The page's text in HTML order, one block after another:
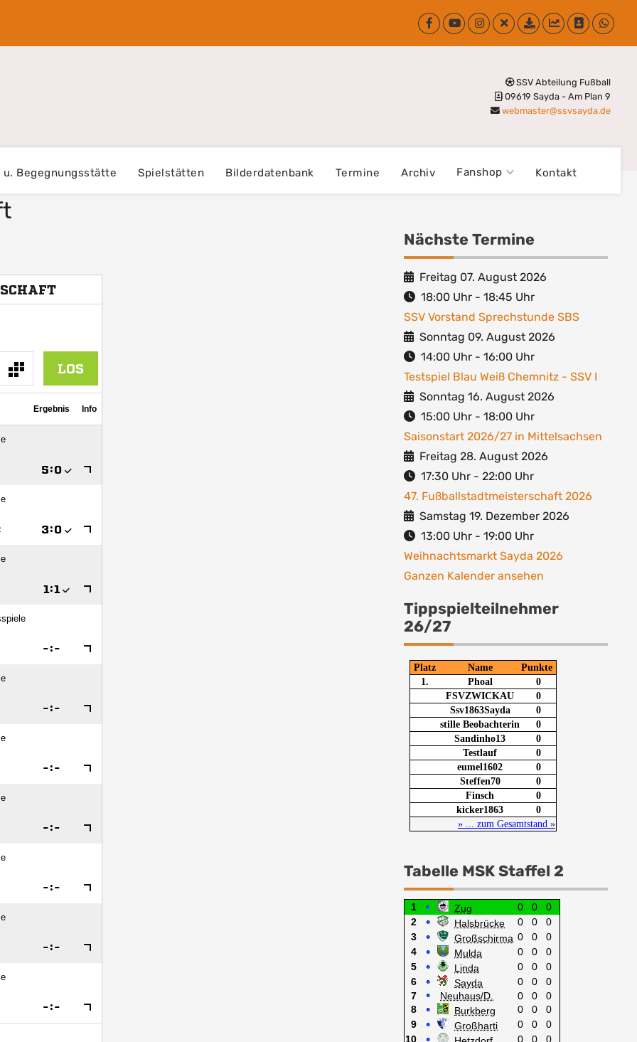
SSV Abteilung Fußball
09619 Sayda - Am Plan 9
webmaster@ssvsayda.de
Begegnungsstätte Spielstätten Bilderdatenbank Termine Archiv Fanshop Kontakt
Nächste Termine
Freitag 07. August 2026
18:00 Uhr - 18:45 Uhr
SSV Vorstand Sprechstunde SBS
Sonntag 09. August 2026
14:00 Uhr - 16:00 Uhr
Testspiel Blau Weiß Chemnitz - SSV I
Sonntag 16. August 2026
15:00 Uhr - 18:00 Uhr
Saisonstart 2026/27 in Mittelsachsen
Freitag 28. August 2026
17:30 Uhr - 22:00 Uhr
47. Fußballstadtmeisterschaft 2026
Samstag 19. Dezember 2026
13:00 Uhr - 19:00 Uhr
Weihnachtsmarkt Sayda 2026
Ganzen Kalender ansehen
Tippspielteilnehmer
26/27
Tabelle MSK Staffel 2